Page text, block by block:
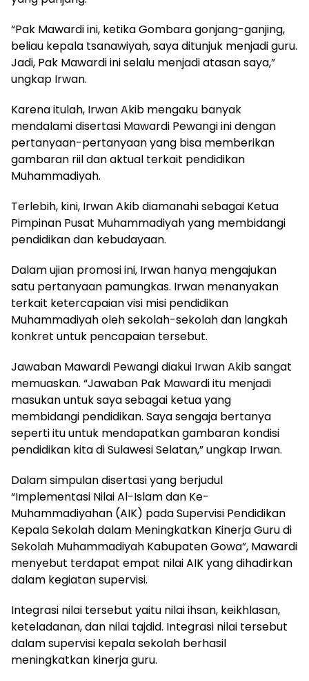
“Pak Mawardi ini, ketika Gombara gonjang-ganjing,
beliau kepala tsanawiyah, saya ditunjuk menjadi guru.
Jadi, Pak Mawardi ini selalu menjadi atasan saya,”
ungkap Irwan.
Karena itulah, Irwan Akib mengaku banyak
mendalami disertasi Mawardi Pewangi ini dengan
pertanyaan-pertanyaan yang bisa memberikan
gambaran riil dan aktual terkait pendidikan
Muhammadiyah.
Terlebih, kini, Irwan Akib diamanahi sebagai Ketua
Pimpinan Pusat Muhammadiyah yang membidangi
pendidikan dan kebudayaan.
Dalam ujian promosi ini, Irwan hanya mengajukan
satu pertanyaan pamungkas. Irwan menanyakan
terkait ketercapaian visi misi pendidikan
Muhammadiyah oleh sekolah-sekolah dan langkah
konkret untuk pencapaian tersebut.
Jawaban Mawardi Pewangi diakui Irwan Akib sangat
memuaskan. “Jawaban Pak Mawardi itu menjadi
masukan untuk saya sebagai ketua yang
membidangi pendidikan. Saya sengaja bertanya
seperti itu untuk mendapatkan gambaran kondisi
pendidikan kita di Sulawesi Selatan,” ungkap Irwan.
Dalam simpulan disertasi yang berjudul
“Implementasi Nilai Al-Islam dan Ke-
Muhammadiyahan (AIK) pada Supervisi Pendidikan
Kepala Sekolah dalam Meningkatkan Kinerja Guru di
Sekolah Muhammadiyah Kabupaten Gowa”, Mawardi
menyebut terdapat empat nilai AIK yang dihadirkan
dalam kegiatan supervisi.
Integrasi nilai tersebut yaitu nilai ihsan, keikhlasan,
keteladanan, dan nilai tajdid. Integrasi nilai tersebut
dalam supervisi kepala sekolah berhasil
meningkatkan kinerja guru.